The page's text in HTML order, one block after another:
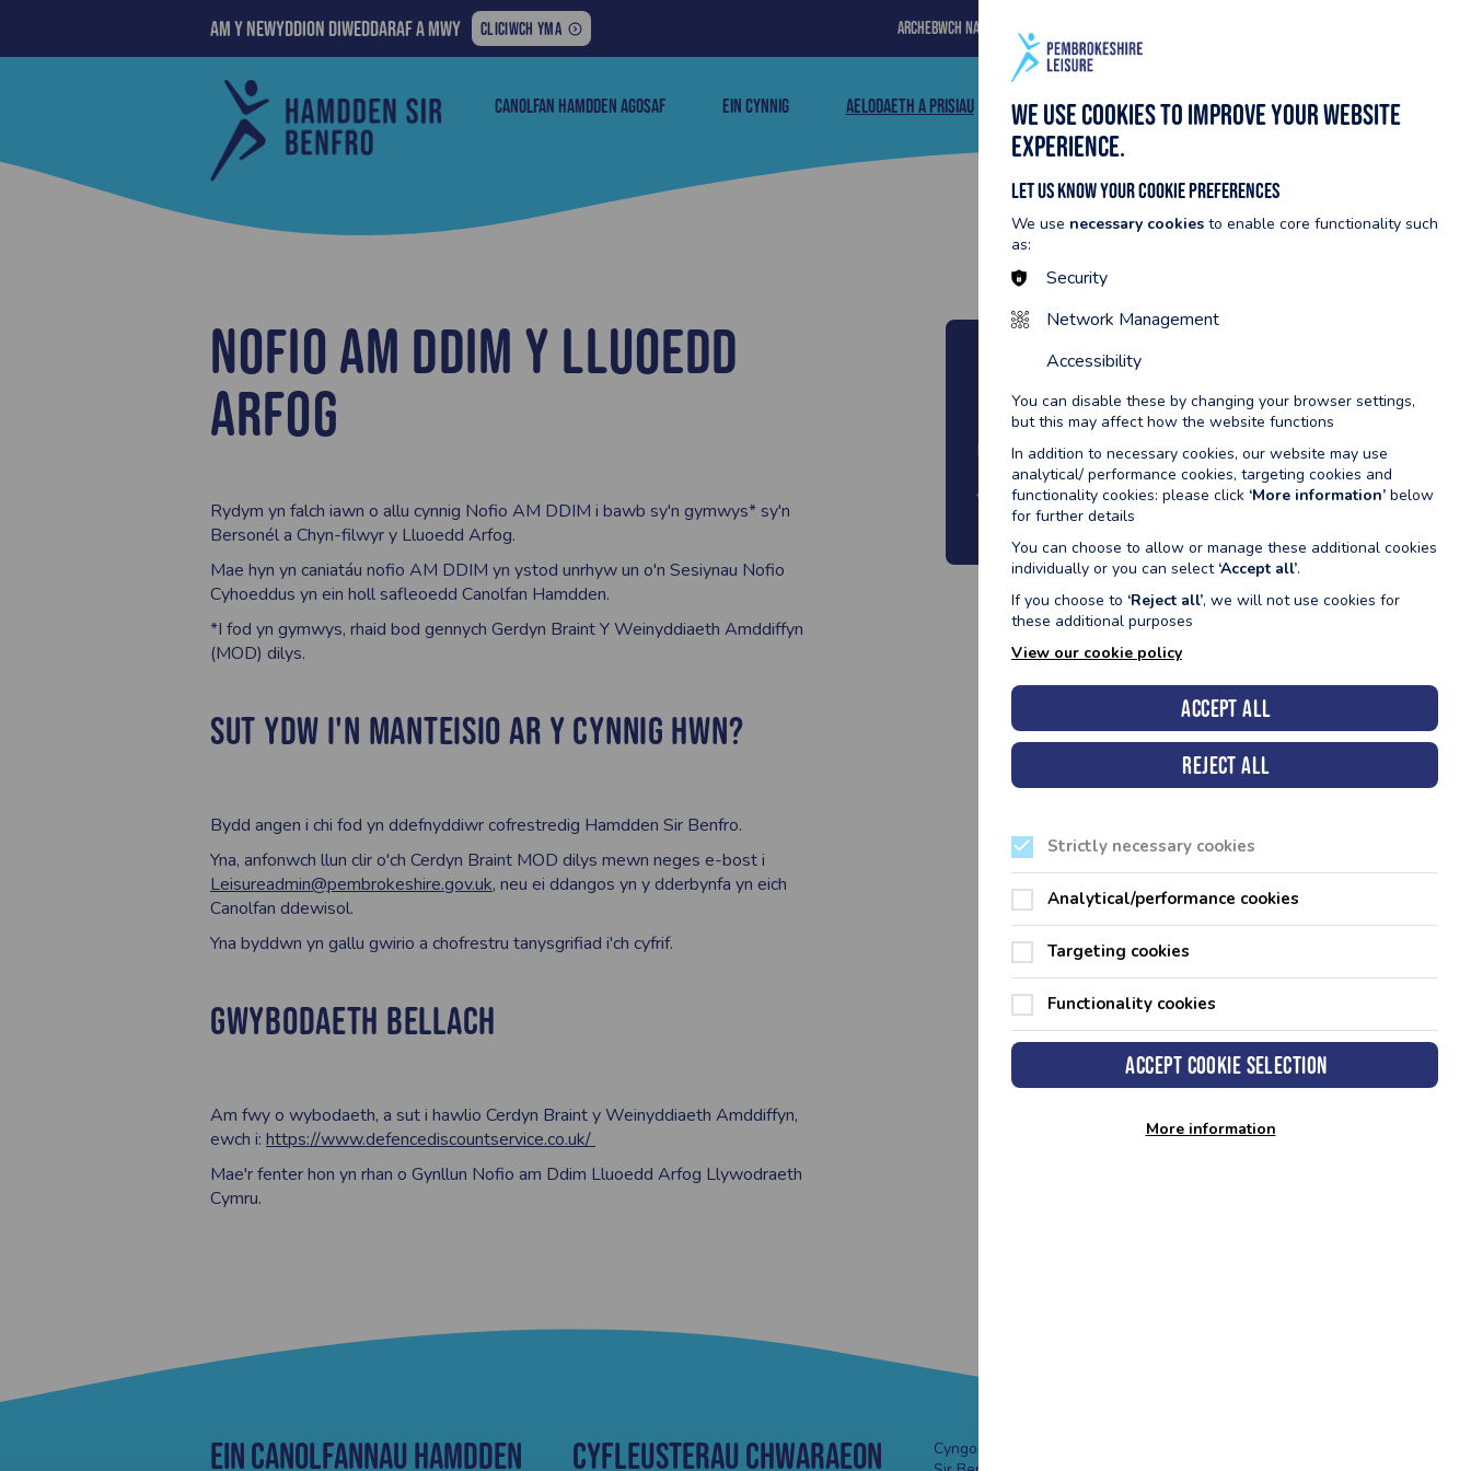
Am y newyddion diweddaraf a mwy
AM
Y
DIWEDDARAF
CLICIWCH YMA ARCHEBWCH NAWR
Cyngor
Penfro
CANOLFAN HAMDDEN AGOSAF EIN CYNNIG AELODAETH A PRISIAU HYSBYSFWRDD DIGWYDDIADAU
Nôl i... Opsiynau aelodaeth
Nofio am Ddim y Lluoedd
Arfog
Rydym yn falch iawn o allu cynnig Nofio AM DDIM i bawb sy'n gymwys* sy'n
Bersonél a Chyn-filwyr y Lluoedd Arfog.
Mae hyn yn caniatáu nofio AM DDIM yn ystod unrhyw un o'n Sesiynau Nofio
Cyhoeddus yn ein holl safleoedd Canolfan Hamdden.
*I fod yn gymwys, rhaid bod gennych Gerdyn Braint Y Weinyddiaeth Amddiffyn
(MOD) dilys.
SUT YDW I'N MANTEISIO AR Y CYNNIG HWN?
Bydd angen i chi fod yn ddefnyddiwr cofrestredig Hamdden Sir Benfro.
Yna, anfonwch llun clir o'ch Cerdyn Braint MOD dilys mewn neges e-bost i
Leisureadmin@pembrokeshire.gov.uk, neu ei ddangos yn y dderbynfa yn eich
Canolfan ddewisol.
Yna byddwn yn gallu gwirio a chofrestru tanysgrifiad i'ch cyfrif.
GWYBODAETH BELLACH
Am fwy o wybodaeth, a sut i hawlio Cerdyn Braint y Weinyddiaeth Amddiffyn,
ewch i: https://www.defencediscountservice.co.uk/
Mae'r fenter hon yn rhan o Gynllun Nofio am Ddim Lluoedd Arfog Llywodraeth
Cymru.
£0.00
Nofio am ddim yn ein safleoedd
*Meini Prawf Cymhwysedd yn Berthnasol
Ein Canolfannau Hamdden Cyfleusterau Chwaraeon
Cyngor Sir Penfro, Neuadd y Sir, Hwlffordd,
We use cookies to improve your website
experience.
Let us know your cookie preferences
We use necessary cookies to enable core functionality such
as:
Security
Network Management
Accessibility
You can disable these by changing your browser settings,
but this may affect how the website functions
In addition to necessary cookies, our website may use
analytical/ performance cookies, targeting cookies and
functionality cookies: please click ‘More information’ below
for further details
You can choose to allow or manage these additional cookies
individually or you can select ‘Accept all’.
If you choose to ‘Reject all’, we will not use cookies for
these additional purposes
View our cookie policy
Accept all
Reject all
Strictly necessary cookies
Analytical/performance cookies
Targeting cookies
Functionality cookies
Accept cookie selection
More information